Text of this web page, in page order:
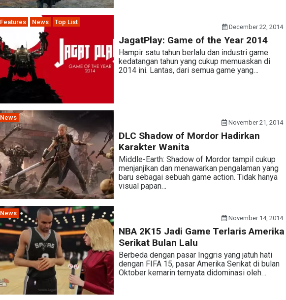
Features News Top List
December 22, 2014
JagatPlay: Game of the Year 2014
Hampir satu tahun berlalu dan industri game
kedatangan tahun yang cukup memuaskan di
2014 ini. Lantas, dari semua game yang…
News
November 21, 2014
DLC Shadow of Mordor Hadirkan
Karakter Wanita
Middle-Earth: Shadow of Mordor tampil cukup
menjanjikan dan menawarkan pengalaman yang
baru sebagai sebuah game action. Tidak hanya
visual papan…
News
November 14, 2014
NBA 2K15 Jadi Game Terlaris Amerika
Serikat Bulan Lalu
Berbeda dengan pasar Inggris yang jatuh hati
dengan FIFA 15, pasar Amerika Serikat di bulan
Oktober kemarin ternyata didominasi oleh…